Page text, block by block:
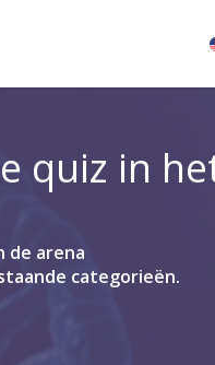
quiz in
de arena
categorieën.